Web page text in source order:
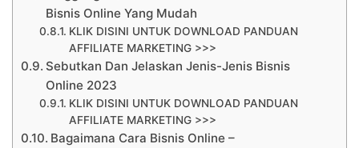
Bisnis Online Yang Mudah
KLIK DISINI UNTUK DOWNLOAD PANDUAN
AFFILIATE MARKETING >>>
Sebutkan Dan Jelaskan Jenis-Jenis Bisnis
Online 2023
KLIK DISINI UNTUK DOWNLOAD PANDUAN
AFFILIATE MARKETING >>>
Bagaimana Cara Bisnis Online –